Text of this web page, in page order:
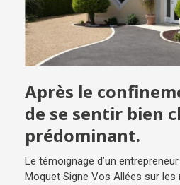
Après le
de se sentir bien
prédominant.
Le témoignage d’un
Moquet Signe Vos Allées sur les